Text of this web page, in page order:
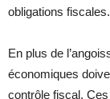
obligations fiscales.
En plus de
économiques
contrôle fiscal.